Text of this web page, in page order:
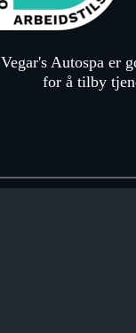
Vegar's Autospa er
for å tilby